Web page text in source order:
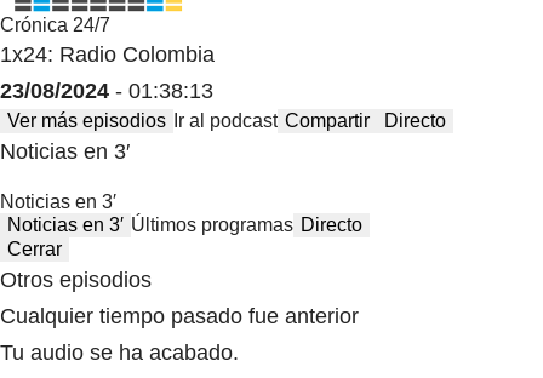
Crónica 24/7
1x24: Radio Colombia
23/08/2024 - 01:38:13
Ver más episodios Ir al podcast Compartir Directo
Noticias en 3′
Noticias en 3′
Noticias en 3′ Últimos programas Directo
Cerrar
Otros episodios
Cualquier tiempo pasado fue anterior
Tu audio se ha acabado.